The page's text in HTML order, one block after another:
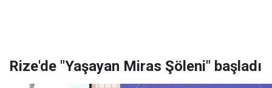
Rize'de "Yaşayan Miras Şöleni" başladı